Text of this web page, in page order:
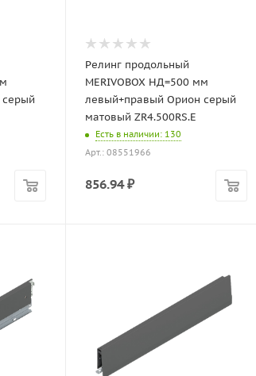
Релинг продольный
MERIVOBOX НД=500 мм
левый+правый Орион серый
матовый ZR4.500RS.E
Есть в наличии: 130
Арт.: 08551966
856.94₽